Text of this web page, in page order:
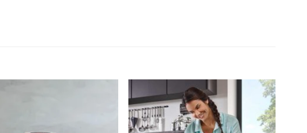
a la
lista de
deseos